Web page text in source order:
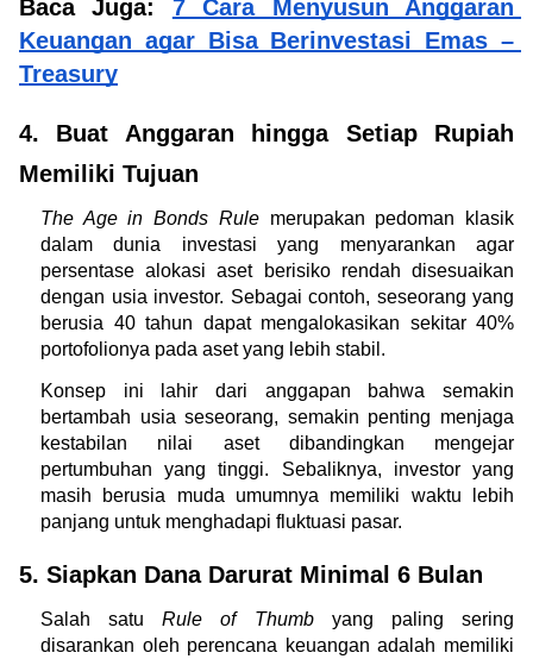
Baca Juga: 7 Cara Menyusun Anggaran
Keuangan agar Bisa Berinvestasi Emas –
Treasury
4. Buat Anggaran hingga Setiap Rupiah
Memiliki Tujuan
The Age in Bonds Rule merupakan pedoman klasik
dalam dunia investasi yang menyarankan agar
persentase alokasi aset berisiko rendah disesuaikan
dengan usia investor. Sebagai contoh, seseorang yang
berusia 40 tahun dapat mengalokasikan sekitar 40%
portofolionya pada aset yang lebih stabil.
Konsep ini lahir dari anggapan bahwa semakin
bertambah usia seseorang, semakin penting menjaga
kestabilan nilai aset dibandingkan mengejar
pertumbuhan yang tinggi. Sebaliknya, investor yang
masih berusia muda umumnya memiliki waktu lebih
panjang untuk menghadapi fluktuasi pasar.
5. Siapkan Dana Darurat Minimal 6 Bulan
Salah satu Rule of Thumb yang paling sering
disarankan oleh perencana keuangan adalah memiliki